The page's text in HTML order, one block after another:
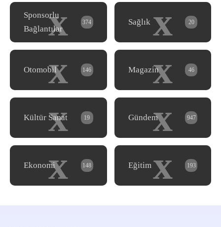
x
Sponsorlu
Bağlantılar
374 x
Sağlık 20
x
Otomobil 146 x
Magazin 46
x
Kültür Sanat 19 x
Gündem 947
x
Ekonomi 148 x
Eğitim 193